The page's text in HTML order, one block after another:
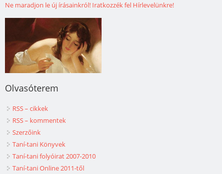
Ne maradjon le új írásainkról! Iratkozzék fel Hírlevelünkre!
Olvasóterem
RSS – cikkek
RSS – kommentek
Szerzőink
Taní-tani Könyvek
Taní-tani folyóirat 2007-2010
Taní-tani Online 2011-től